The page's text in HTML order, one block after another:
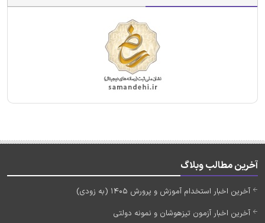
آخرین مطالب وبلاگ
آخرین اخبار استخدام آموزش و پرورش 1405 (به زودی)
آخرین اخبار آزمون تیزهوشان و نمونه دولتی